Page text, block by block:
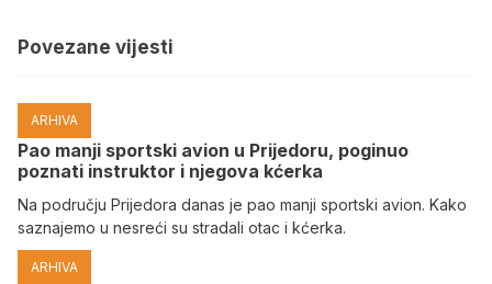
Povezane vijesti
ARHIVA
Pao manji sportski avion u Prijedoru, poginuo
poznati instruktor i njegova kćerka
Na području Prijedora danas je pao manji sportski avion. Kako
saznajemo u nesreći su stradali otac i kćerka.
ARHIVA